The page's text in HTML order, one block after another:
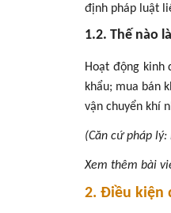
định pháp luật
1.2. Thế nào
Hoạt động kinh
khẩu; mua bán
vận chuyển khí
(Căn cứ pháp
Xem thêm bài
2. Điều kiện